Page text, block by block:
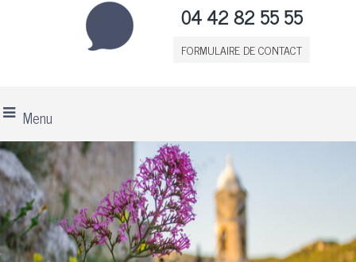
04 42 82 55 55
FORMULAIRE DE CONTACT
Menu